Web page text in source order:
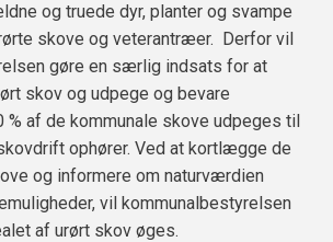
og truede dyr, planter og svampe
skove og veterantræer. Derfor vil
gøre en særlig indsats for at
skov og udpege og bevare
af de kommunale skove udpeges til
ophører. Ved at kortlægge de
og informere om naturværdien
vil kommunalbestyrelsen
af urørt skov øges.